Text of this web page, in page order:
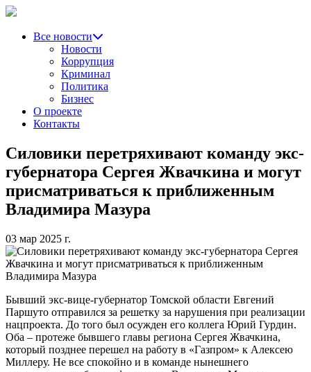
Все новости
Новости
Коррупция
Криминал
Политика
Бизнес
О проекте
Контакты
Силовики перетряхивают команду экс-
губернатора Сергея Жвачкина и могут
присматриваться к приближенным
Владимира Мазура
03 мар 2025 г.
Бывший экс-вице-губернатор Томской области Евгений
Паршуто отправился за решетку за нарушения при реализации
нацпроекта. До того был осужден его коллега Юрий Гурдин.
Оба – протеже бывшего главы региона Сергея Жвачкина,
который позднее перешел на работу в «Газпром» к Алексею
Миллеру. Не все спокойно и в команде нынешнего